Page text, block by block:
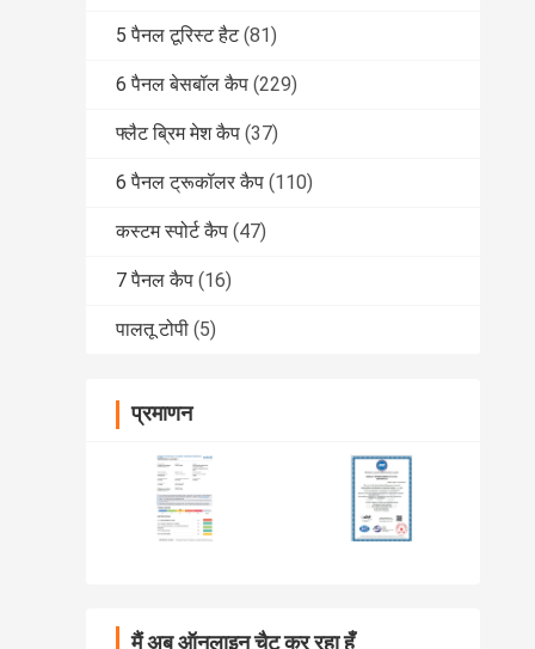
5 पैनल टूरिस्ट हैट (81)
6 पैनल बेसबॉल कैप (229)
फ्लैट ब्रिम मेश कैप (37)
6 पैनल ट्रूकॉलर कैप (110)
कस्टम स्पोर्ट कैप (47)
7 पैनल कैप (16)
पालतू टोपी (5)
प्रमाणन
मैं अब ऑनलाइन चैट कर रहा हूँ